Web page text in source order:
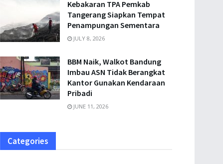
Kebakaran TPA Pemkab
Tangerang Siapkan Tempat
Penampungan Sementara
JULY 8, 2026
BBM Naik, Walkot Bandung
Imbau ASN Tidak Berangkat
Kantor Gunakan Kendaraan
Pribadi
JUNE 11, 2026
Categories